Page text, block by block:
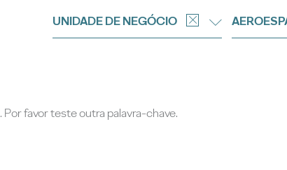
UNIDADE DE NEGÓCIO
favor teste outra palavra-chave.